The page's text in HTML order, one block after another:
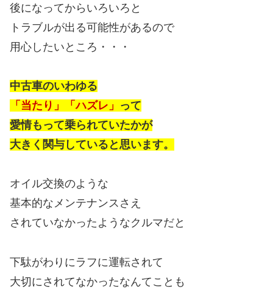
後になってからいろいろと
トラブルが出る可能性があるので
用心したいところ・・・
中古車のいわゆる
「当たり」「ハズレ」 って
愛情もって乗られていたかが
大きく関与していると思います。
オイル交換のような
基本的なメンテナンスさえ
されていなかったようなクルマだと
下駄がわりにラフに運転されて
大切にされてなかったなんてことも